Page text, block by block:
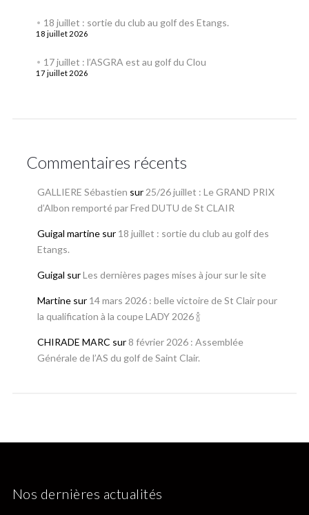
18 juillet : sortie du club au golf des Etangs.
18 juillet 2026
17 juillet : l’ASGRA est au golf du Clou
17 juillet 2026
Commentaires récents
GALLIERE Sébastien sur 25/26 juillet : Le GRAND PRIX
d’Albon remporté par Fred DUTU de St CLAIR
Guigal martinesur 18 juillet : sortie du club au golf des
Etangs.
Guigal surLes dernières pages mises à jour sur le site
Martinesur 14 mars 2026 : belle victoire de St Clair pour
la qualification à la coupe LADY 2026 🍾
CHIRADE MARC sur 8 février 2026 : Assemblée
Générale de l’AS du golf de Saint Clair.
Nos dernières actualités